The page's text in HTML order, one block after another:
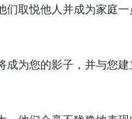
取悦他人并成为家庭
为您的影子，并与您